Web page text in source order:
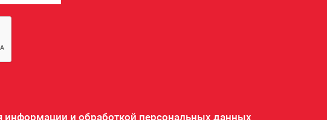
информации и обработкой персональных данных